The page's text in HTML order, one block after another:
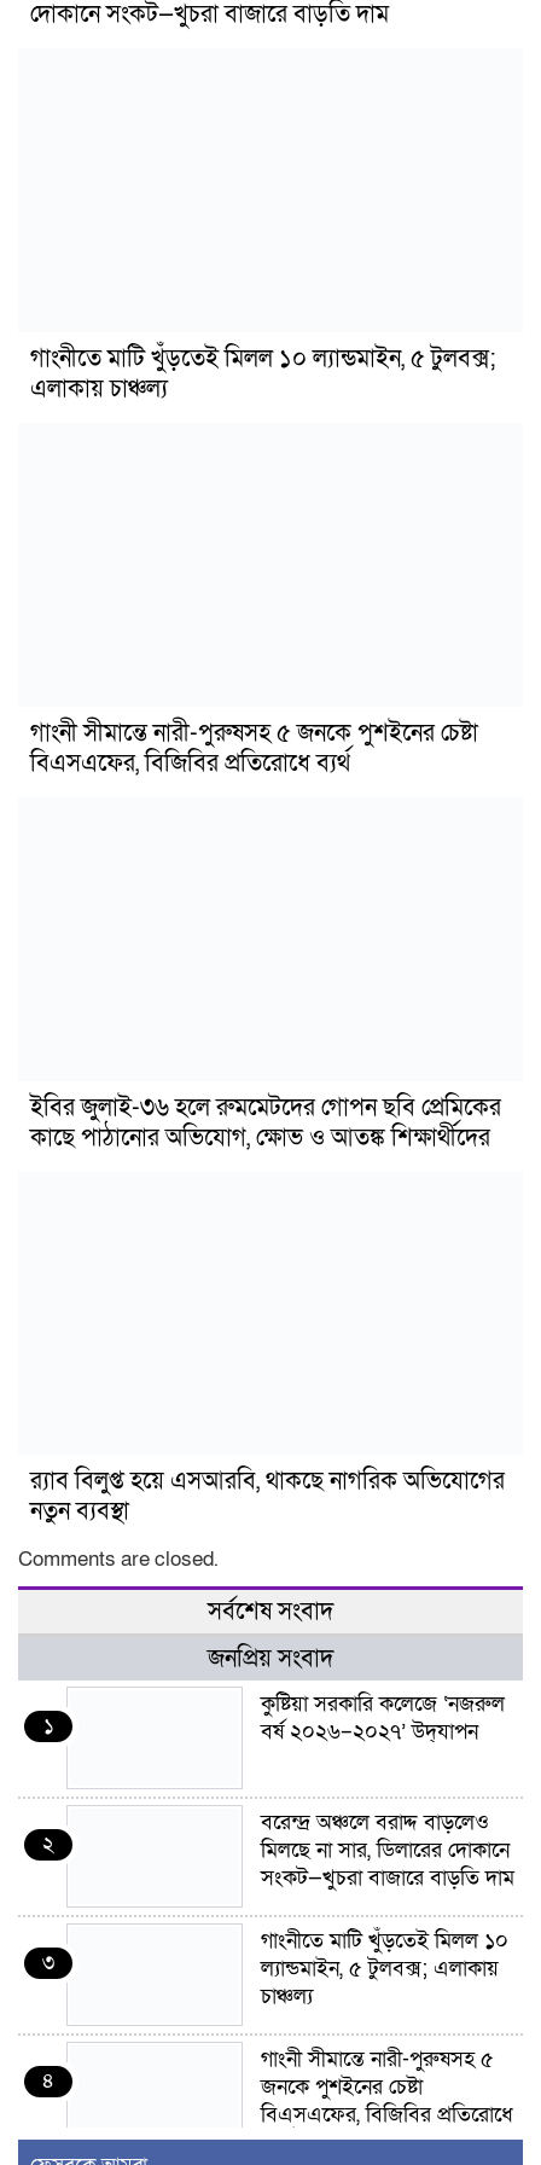
দোকানে সংকট—খুচরা বাজারে বাড়তি দাম
গাংনীতে মাটি খুঁড়তেই মিলল ১০ ল্যান্ডমাইন, ৫ টুলবক্স;
এলাকায় চাঞ্চল্য
গাংনী সীমান্তে নারী-পুরুষসহ ৫ জনকে পুশইনের চেষ্টা
বিএসএফের, বিজিবির প্রতিরোধে ব্যর্থ
ইবির জুলাই-৩৬ হলে রুমমেটদের গোপন ছবি প্রেমিকের
কাছে পাঠানোর অভিযোগ, ক্ষোভ ও আতঙ্ক শিক্ষার্থীদের
র‍্যাব বিলুপ্ত হয়ে এসআরবি, থাকছে নাগরিক অভিযোগের
নতুন ব্যবস্থা
Comments are closed.
সর্বশেষ সংবাদ
জনপ্রিয় সংবাদ
১
কুষ্টিয়া সরকারি কলেজে ‘নজরুল
বর্ষ ২০২৬–২০২৭’ উদ্‌যাপন
২
বরেন্দ্র অঞ্চলে বরাদ্দ বাড়লেও
মিলছে না সার, ডিলারের দোকানে
সংকট—খুচরা বাজারে বাড়তি দাম
৩
গাংনীতে মাটি খুঁড়তেই মিলল ১০
ল্যান্ডমাইন, ৫ টুলবক্স; এলাকায়
চাঞ্চল্য
৪
গাংনী সীমান্তে নারী-পুরুষসহ ৫
জনকে পুশইনের চেষ্টা
বিএসএফের, বিজিবির প্রতিরোধে
ব্যর্থ